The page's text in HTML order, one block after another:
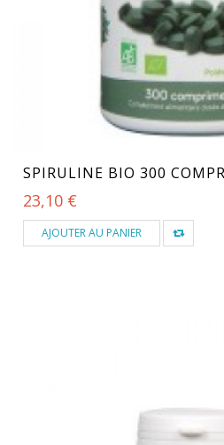
SPIRULINE BIO 300
23,10 €
AJOUTER AU PANIER